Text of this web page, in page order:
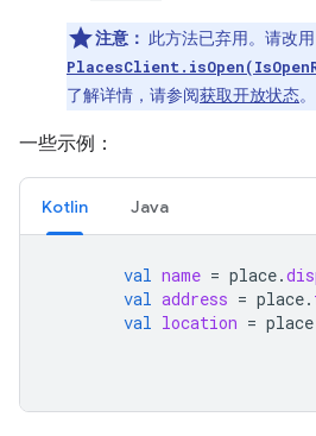
注意： 此方法已弃用。请改用
了解详情，请参阅获取开放状态。
一些示例：
Kotlin Java
val name = place.
val address = place.
val location = place